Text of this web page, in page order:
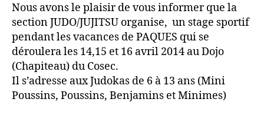
Nous avons le plaisir de vous informer que la
section JUDO/JUJITSU organise, un stage sportif
pendant les vacances de PAQUES qui se
déroulera les 14,15 et 16 avril 2014 au Dojo
(Chapiteau) du Cosec.
Il s’adresse aux Judokas de 6 à 13 ans (Mini
Poussins, Poussins, Benjamins et Minimes)